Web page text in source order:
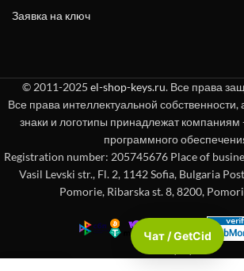
Заявка на ключ
© 2011-2025 el-shop-keys.ru. Все права
Все права интеллектуальной собственности,
знаки и логотипы принадлежат компаниям
программного
Registration number: 205745676 Place of
Vasil Levski str., Fl. 2, 1142 Sofia, Bulgaria
Pomorie, Ribarska st. 8, 8200,
Чат / GetCid